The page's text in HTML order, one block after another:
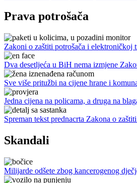
Prava potrošača
Zakoni o zaštiti potrošača i
Dva desetljeća u BiH nema izmjene
Sve više pritužbi na cijene hrane i
Jedna cijena na policama, a druga na
Spreman tekst prednacrta Zakona o
Skandali
Milijarde odšete zbog kancerogenog